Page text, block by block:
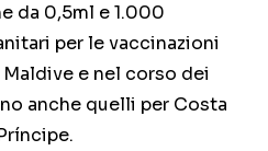
da 0,5ml e 1.000
per le vaccinazioni
e nel corso dei
anche quelli per Costa